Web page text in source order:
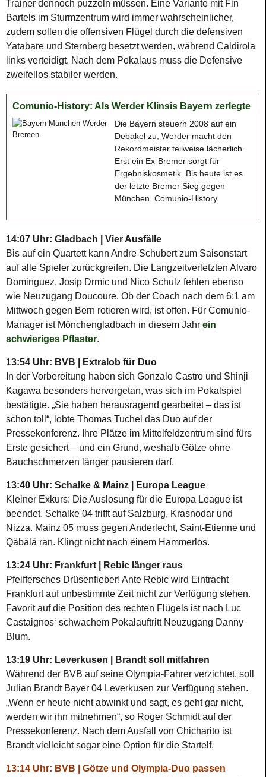
Trainer dennoch puzzeln müssen. Eine Variante mit Fin
Bartels im Sturmzentrum wird immer wahrscheinlicher,
zudem sollen die offensiven Flügel durch die defensiven
Yatabare und Sternberg besetzt werden, während Caldirola
links verteidigt. Nach dem Pokalaus muss die Defensive
zweifellos stabiler werden.
Comunio-History: Als Werder Klinsis Bayern zerlegte
Die Bayern steuern 2008 auf ein
Debakel zu, Werder macht den
Rekordmeister teilweise lächerlich.
Erst ein Ex-Bremer sorgt für
Ergebniskosmetik. Bis heute ist es
der letzte Bremer Sieg gegen
München. Comunio-History.
14:07 Uhr: Gladbach | Vier Ausfälle
Bis auf ein Quartett kann Andre Schubert zum Saisonstart
auf alle Spieler zurückgreifen. Die Langzeitverletzten Alvaro
Dominguez, Josip Drmic und Nico Schulz fehlen ebenso
wie Neuzugang Doucoure. Ob der Coach nach dem 6:1 am
Mittwoch gegen Bern rotieren wird, ist offen. Für Comunio-
Manager ist Mönchengladbach in diesem Jahr ein
schwieriges Pflaster.
13:54 Uhr: BVB | Extralob für Duo
In der Vorbereitung haben sich Gonzalo Castro und Shinji
Kagawa besonders hervorgetan, was sich im Pokalspiel
bestätigte. „Sie haben herausragend gearbeitet – das ist
schon toll“, lobte Thomas Tuchel das Duo auf der
Pressekonferenz. Ihre Plätze im Mittelfeldzentrum sind fürs
Erste gesichert – und ein Grund, weshalb Götze ohne
Bauchschmerzen länger pausieren darf.
13:40 Uhr: Schalke & Mainz | Europa League
Kleiner Exkurs: Die Auslosung für die Europa League ist
beendet. Schalke 04 trifft auf Salzburg, Krasnodar und
Nizza. Mainz 05 muss gegen Anderlecht, Saint-Etienne und
Qäbälä ran. Klingt nicht nach einem Hammerlos.
13:24 Uhr: Frankfurt | Rebic länger raus
Pfeiffersches Drüsenfieber! Ante Rebic wird Eintracht
Frankfurt auf unbestimmte Zeit nicht zur Verfügung stehen.
Favorit auf die Position des rechten Flügels ist nach Luc
Castaignos‘ schwachem Pokalauftritt Neuzugang Danny
Blum.
13:19 Uhr: Leverkusen | Brandt soll mitfahren
Während der BVB auf seine Olympia-Fahrer verzichtet, soll
Julian Brandt Bayer 04 Leverkusen zur Verfügung stehen.
„Wenn er heute nicht abwinkt und sagt, es geht gar nicht,
werden wir ihn mitnehmen“, so Roger Schmidt auf der
Pressekonferenz. Nach dem Ausfall von Chicharito ist
Brandt vielleicht sogar eine Option für die Startelf.
13:14 Uhr: BVB | Götze und Olympia-Duo passen